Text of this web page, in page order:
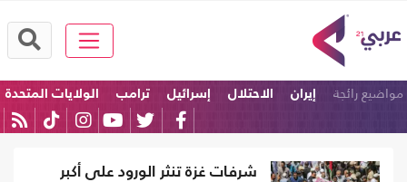
مواضيع رائجة إيران الاحتلال إسرائيل ترامب
الولايات المتحدة
شرفات غزة تنثر الورود على أكبر